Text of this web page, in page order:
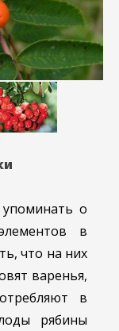
о
в
что на них
варенья,
в
рябины